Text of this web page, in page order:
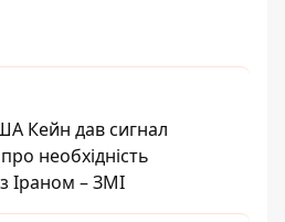
Кейн дав сигнал
необхідність
Іраном – ЗМІ